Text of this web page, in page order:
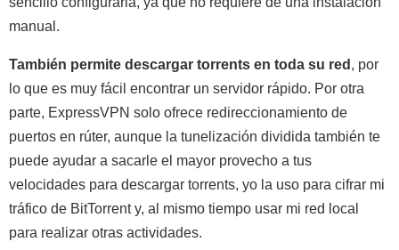
manual.
También permite descargar torrents en toda su red , por
lo que es muy fácil encontrar un servidor rápido. Por otra
parte, ExpressVPN solo ofrece redireccionamiento de
puertos en rúter, aunque la tunelización dividida también te
puede ayudar a sacarle el mayor provecho a tus
velocidades para descargar torrents, yo la uso para cifrar mi
tráfico de BitTorrent y, al mismo tiempo usar mi red local
para realizar otras actividades.